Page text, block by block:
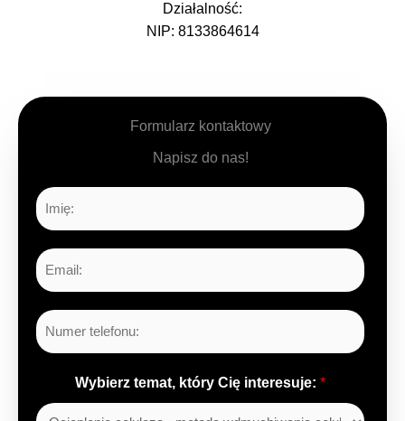
Działalność:
NIP: 8133864614
Formularz kontaktowy
Napisz do nas!
I
m
ęE
m
i
l
L
i
b
Wybierz temat, który Cię interesuje:*